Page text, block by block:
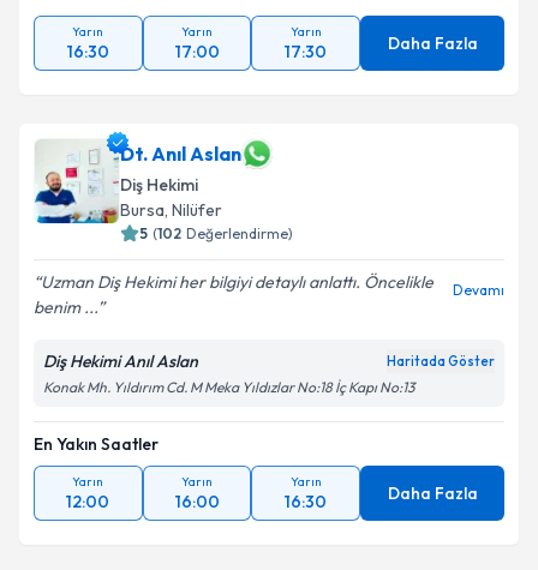
Yarın
16:30
Yarın
17:00
Yarın
17:30 Daha Fazla
Dt. Anıl Aslan
Diş Hekimi
Bursa, Nilüfer
5 (102 Değerlendirme)
Uzman Diş Hekimi her bilgiyi detaylı anlattı. Öncelikle
benim ...
Devamı
Diş Hekimi Anıl Aslan Haritada Göster
Konak Mh. Yıldırım Cd. M Meka Yıldızlar No:18 İç Kapı No:13
En Yakın Saatler
Yarın
12:00
Yarın
16:00
Yarın
16:30 Daha Fazla